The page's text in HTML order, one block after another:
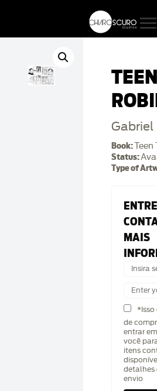
Gabriel
Book:Teen
Status:
Type of
MAIS
*Isso
de
entrar
você
itens
detalhes
envio